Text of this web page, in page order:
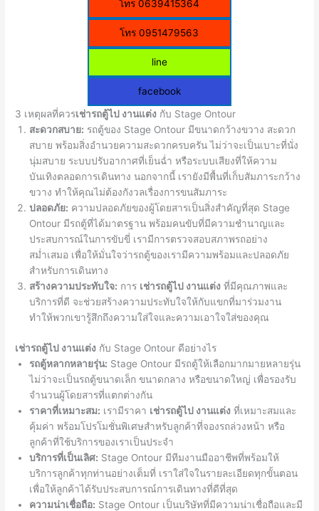
โทร 0639415364
โทร 0951479563
line
facebook
3 เหตุผลที่ควรเช่ารถตู้ไป งานแต่ง กับ Stage Ontour
สะดวกสบาย: รถตู้ของ Stage Ontour มีขนาดกว้างขวาง สะดวก
สบาย พร้อมสิ่งอำนวยความสะดวกครบครัน ไม่ว่าจะเป็นเบาะที่นั่ง
นุ่มสบาย ระบบปรับอากาศที่เย็นฉ่ำ หรือระบบเสียงที่ให้ความ
บันเทิงตลอดการเดินทาง นอกจากนี้ เรายังมีพื้นที่เก็บสัมภาระกว้าง
ขวาง ทำให้คุณไม่ต้องกังวลเรื่องการขนสัมภาระ
ปลอดภัย: ความปลอดภัยของผู้โดยสารเป็นสิ่งสำคัญที่สุด Stage
Ontour มีรถตู้ที่ได้มาตรฐาน พร้อมคนขับที่มีความชำนาญและ
ประสบการณ์ในการขับขี่ เรามีการตรวจสอบสภาพรถอย่าง
สม่ำเสมอ เพื่อให้มั่นใจว่ารถตู้ของเรามีความพร้อมและปลอดภัย
สำหรับการเดินทาง
สร้างความประทับใจ: การ เช่ารถตู้ไป งานแต่ง ที่มีคุณภาพและ
บริการที่ดี จะช่วยสร้างความประทับใจให้กับแขกที่มาร่วมงาน
ทำให้พวกเขารู้สึกถึงความใส่ใจและความเอาใจใส่ของคุณ
เช่ารถตู้ไป งานแต่ง กับ Stage Ontour ดีอย่างไร
รถตู้หลากหลายรุ่น: Stage Ontour มีรถตู้ให้เลือกมากมายหลายรุ่น
ไม่ว่าจะเป็นรถตู้ขนาดเล็ก ขนาดกลาง หรือขนาดใหญ่ เพื่อรองรับ
จำนวนผู้โดยสารที่แตกต่างกัน
ราคาที่เหมาะสม: เรามีราคา เช่ารถตู้ไป งานแต่ง ที่เหมาะสมและ
คุ้มค่า พร้อมโปรโมชั่นพิเศษสำหรับลูกค้าที่จองรถล่วงหน้า หรือ
ลูกค้าที่ใช้บริการของเราเป็นประจำ
บริการที่เป็นเลิศ: Stage Ontour มีทีมงานมืออาชีพที่พร้อมให้
บริการลูกค้าทุกท่านอย่างเต็มที่ เราใส่ใจในรายละเอียดทุกขั้นตอน
เพื่อให้ลูกค้าได้รับประสบการณ์การเดินทางที่ดีที่สุด
ความน่าเชื่อถือ: Stage Ontour เป็นบริษัทที่มีความน่าเชื่อถือและมี